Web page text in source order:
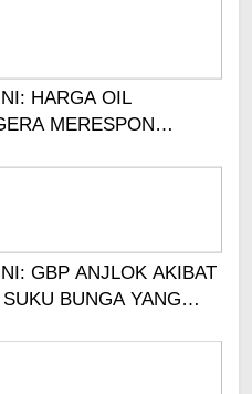
HARGA OIL
MERESPON
GBP ANJLOK AKIBAT
BUNGA YANG